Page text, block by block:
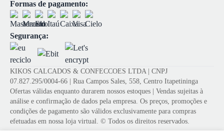
Formas de pagamento:
Segurança:
KIKOS CALCADOS & CONFECCOES LTDA | CNPJ
07.827.295/0004-66 | Rua Campos Sales, 558, Centro Itapetininga
Ofertas válidas enquanto durarem nossos estoques | Vendas sujeitas à
análise e confirmação de dados pela empresa. Os preços, promoções e
condições de pagamento são válidos exclusivamente para compras
efetuadas em nossa loja virtual. © Todos os direitos reservados.